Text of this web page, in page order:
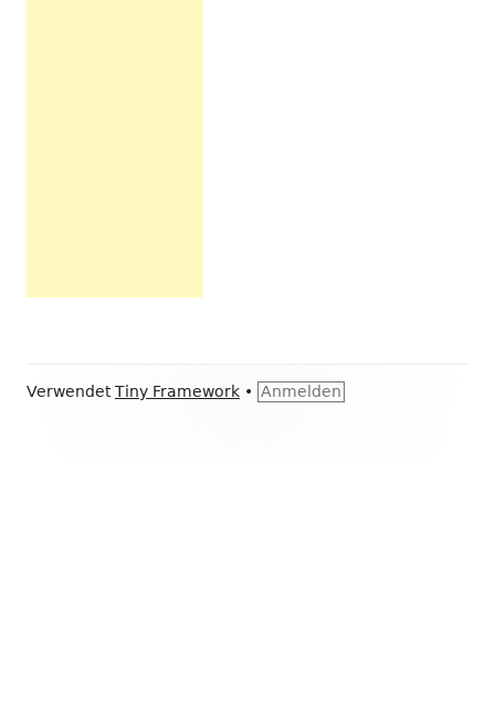
Footer
VerwendetTiny Framework • Anmelden